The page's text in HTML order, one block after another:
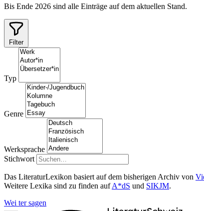
Bis Ende 2026 sind alle Einträge auf dem aktuellen Stand.
Filter
Typ
Genre
Werksprache
Stichwort
Das LiteraturLexikon basiert auf dem bisherigen Archiv von
Weitere Lexika sind zu finden aufA*dS und SIKJM.
Wei ter sagen